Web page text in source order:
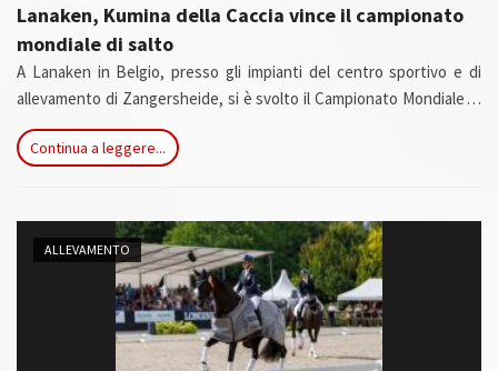
Lanaken, Kumina della Caccia vince il campionato
mondiale di salto
A Lanaken in Belgio, presso gli impianti del centro sportivo e di
allevamento di Zangersheide, si è svolto il Campionato Mondiale di
salto a ostacoli riservato ai giovani cavalli di 5, 6 e 7 anni.Il classico
appuntamento, giunto alla ventottesima edizione , è organizzato
Continua a leggere...
ALLEVAMENTO